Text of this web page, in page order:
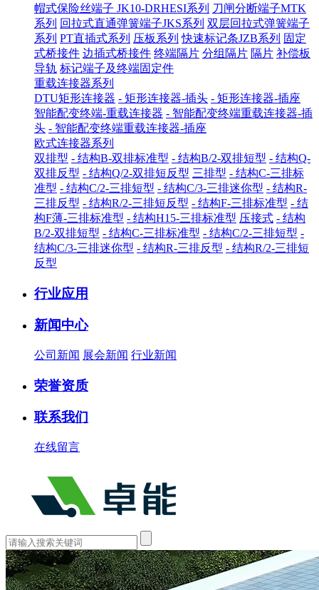
帽式保险丝端子 JK10-DRHESI系列 刀闸分断端子MTK
系列 回拉式直通弹簧端子JKS系列 双层回拉式弹簧端子
系列 PT直插式系列 压板系列 快速标记条JZB系列 固定
式桥接件 边插式桥接件 终端隔片 分组隔片 隔片 补偿板
导轨 标记端子及终端固定件
重载连接器系列
DTU矩形连接器 - 矩形连接器-插头 - 矩形连接器-插座
智能配变终端-重载连接器 - 智能配变终端重载连接器-插
头 - 智能配变终端重载连接器-插座
欧式连接器系列
双排型 - 结构B-双排标准型 - 结构B/2-双排短型 - 结构Q-
双排反型 - 结构Q/2-双排短反型 三排型 - 结构C-三排标
准型 - 结构C/2-三排短型 - 结构C/3-三排迷你型 - 结构R-
三排反型 - 结构R/2-三排短反型 - 结构F-三排标准型 - 结
构F薄-三排标准型 - 结构H15-三排标准型 压接式 - 结构
B/2-双排短型 - 结构C-三排标准型 - 结构C/2-三排短型 -
结构C/3-三排迷你型 - 结构R-三排反型 - 结构R/2-三排短
反型
行业应用
新闻中心
公司新闻 展会新闻 行业新闻
荣誉资质
联系我们
在线留言